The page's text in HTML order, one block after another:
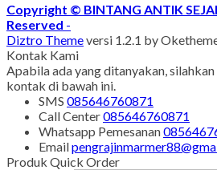
Copyright © BINTANG ANTIK
Reserved -
Diztro Themeversi 1.2.1 by
Kontak Kami
Apabila ada yang ditanyakan,
kontak di bawah ini.
SMS 085646760871
Call Center085646760871
Whatsapp Pemesanan
Email
Produk Quick Order